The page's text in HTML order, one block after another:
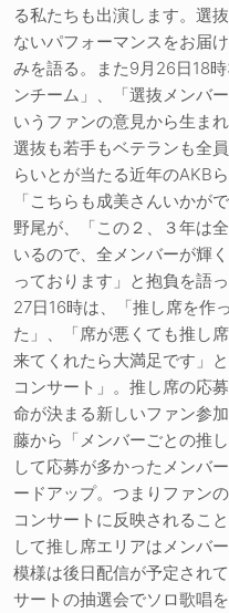
る私たちも出演します。選
ないパフォーマンスをお届
みを語る。また9月26日18
ンチーム」、「選抜メンバ
いうファンの意見から生ま
選抜も若手もベテランも全
らいとが当たる近年のAKB
「こちらも成美さんいかが
野尾が、「この２、３年は
いるので、全メンバーが輝
っております」と抱負を語
27日16時は、「推し席を作
た」、「席が悪くても推し
来てくれたら大満足です」
コンサート」。推し席の応
命が決まる新しいファン参
藤から「メンバーごとの推
して応募が多かったメンバ
ードアップ。つまりファン
コンサートに反映されるこ
して推し席エリアはメンバ
模様は後日配信が予定され
サートの抽選会でソロ歌唱